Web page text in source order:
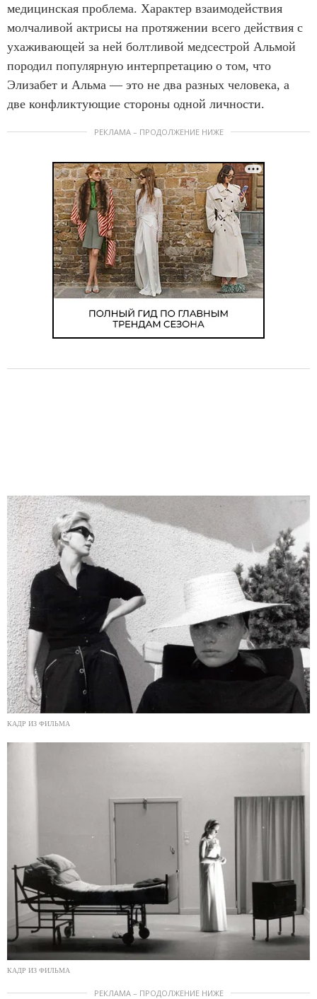
медицинская проблема. Характер взаимодействия
молчаливой актрисы на протяжении всего действия с
ухаживающей за ней болтливой медсестрой Альмой
породил популярную интерпретацию о том, что
Элизабет и Альма — это не два разных человека, а
две конфликтующие стороны одной личности.
РЕКЛАМА – ПРОДОЛЖЕНИЕ НИЖЕ
КАДР ИЗ ФИЛЬМА
КАДР ИЗ ФИЛЬМА
РЕКЛАМА – ПРОДОЛЖЕНИЕ НИЖЕ